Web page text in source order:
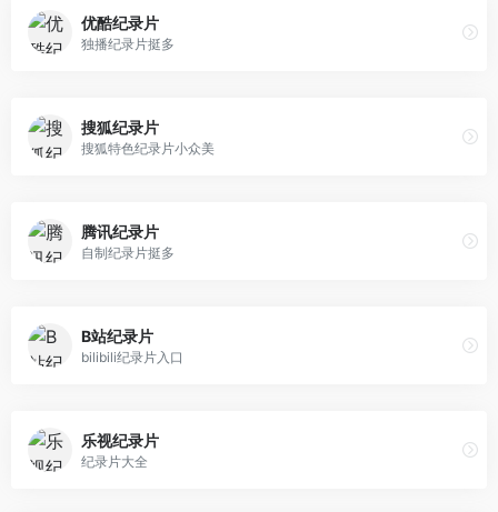
优酷纪录片
独播纪录片挺多
搜狐纪录片
搜狐特色纪录片小众美
腾讯纪录片
自制纪录片挺多
B站纪录片
bilibili纪录片入口
乐视纪录片
纪录片大全